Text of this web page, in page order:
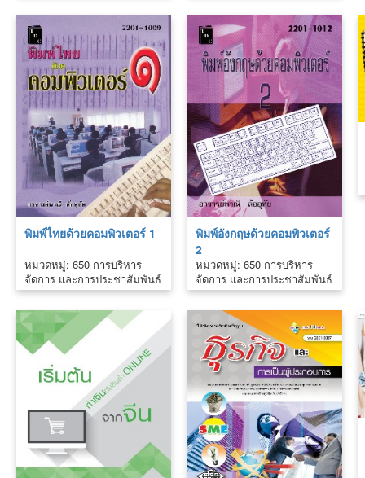
พิมพ์ไทยด้วยคอมพิวเตอร์ 1
หมวดหมู่: 650 การบริหาร
จัดการ และการประชาสัมพันธ์
พิมพ์อังกฤษด้วยคอมพิวเตอร์
2
หมวดหมู่: 650 การบริหาร
จัดการ และการประชาสัมพันธ์